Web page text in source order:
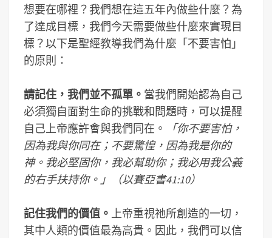
想要在哪裡？我們想在這五年內做些什麼？為
了達成目標，我們今天需要做些什麼來實現目
標？以下是聖經教導我們為什麼「不要害怕」
的原則：
請記住，我們並不孤單。 當我們開始認為自己
必須獨自面對生命的挑戰和問題時，可以提醒
自己上帝應許會與我們同在。
「你不要害怕，
因為我與你同在；不要驚惶，因為我是你的
神。我必堅固你，我必幫助你；我必用我公義
的右手扶持你。」（以賽亞書41:10）
記住我們的價值。 上帝重視祂所創造的一切，
其中人類的價值最為高貴。因此，我們可以信